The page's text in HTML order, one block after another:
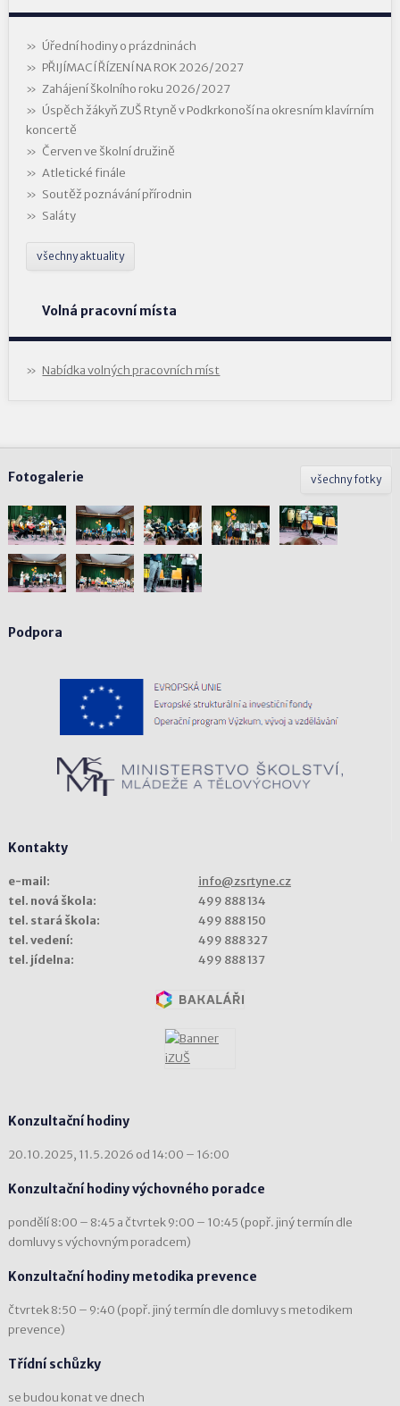
Úřední hodiny o prázdninách
PŘIJÍMACÍ ŘÍZENÍ NA ROK 2026/2027
Zahájení školního roku 2026/2027
Úspěch žákyň ZUŠ Rtyně v Podkrkonoší na okresním klavírním
koncertě
Červen ve školní družině
Atletické finále
Soutěž poznávání přírodnin
Saláty
všechny aktuality
Volná pracovní místa
Nabídka volných pracovních míst
všechny fotky
Fotogalerie
Podpora
Kontakty
e-mail:
info@zsrtyne.cz
tel. nová škola:
499 888 134
tel. stará škola:
499 888 150
tel. vedení:
499 888 327
tel. jídelna:
499 888 137
Konzultační hodiny
20.10.2025, 11.5.2026 od 14:00 – 16:00
Konzultační hodiny výchovného poradce
pondělí 8:00 – 8:45 a čtvrtek 9:00 – 10:45 (popř. jiný termín dle
domluvy s výchovným poradcem)
Konzultační hodiny metodika prevence
čtvrtek 8:50 – 9:40 (popř. jiný termín dle domluvy s metodikem
prevence)
Třídní schůzky
se budou konat ve dnech